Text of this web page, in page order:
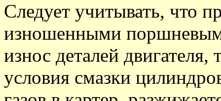
Следует учитывать, что
изношенными
износ деталей
условия смазки